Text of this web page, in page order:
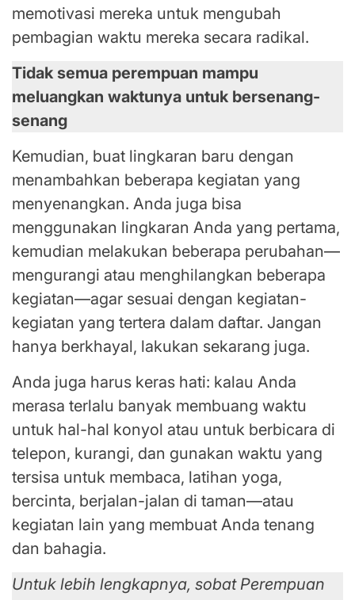
memotivasi mereka untuk mengubah
pembagian waktu mereka secara radikal.
Tidak semua perempuan mampu
meluangkan waktunya untuk bersenang-
senang
Kemudian, buat lingkaran baru dengan
menambahkan beberapa kegiatan yang
menyenangkan. Anda juga bisa
menggunakan lingkaran Anda yang pertama,
kemudian melakukan beberapa perubahan—
mengurangi atau menghilangkan beberapa
kegiatan—agar sesuai dengan kegiatan-
kegiatan yang tertera dalam daftar. Jangan
hanya berkhayal, lakukan sekarang juga.
Anda juga harus keras hati: kalau Anda
merasa terlalu banyak membuang waktu
untuk hal-hal konyol atau untuk berbicara di
telepon, kurangi, dan gunakan waktu yang
tersisa untuk membaca, latihan yoga,
bercinta, berjalan-jalan di taman—atau
kegiatan lain yang membuat Anda tenang
dan bahagia.
Untuk lebih lengkapnya, sobat Perempuan